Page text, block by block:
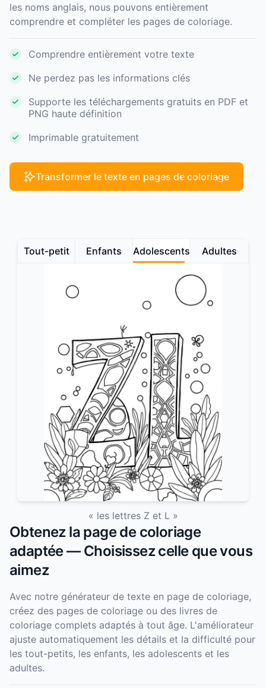
les noms anglais, nous pouvons entièrement
comprendre et compléter les pages de coloriage.
Comprendre entièrement votre texte
Ne perdez pas les informations clés
Supporte les téléchargements gratuits en PDF et
PNG haute définition
Imprimable gratuitement
Transformer le texte en pages de coloriage
Obtenez la page de coloriage
adaptée — Choisissez celle que vous
aimez
Avec notre générateur de texte en page de coloriage,
créez des pages de coloriage ou des livres de
coloriage complets adaptés à tout âge. L'améliorateur
ajuste automatiquement les détails et la difficulté pour
les tout-petits, les enfants, les adolescents et les
adultes.
Tout-petit Enfants Adolescents Adultes
« les lettres Z et L »